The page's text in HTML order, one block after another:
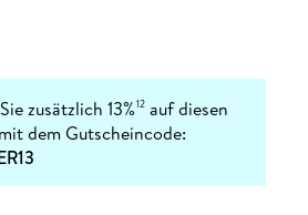
zusätzlich 13%12 auf diesen
dem Gutscheincode: